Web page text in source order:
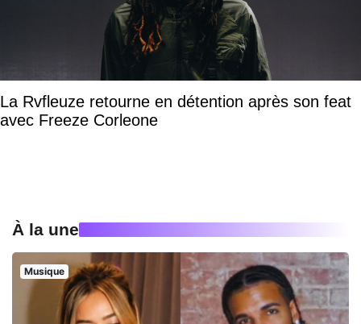
La Rvfleuze retourne en détention après son feat
avec Freeze Corleone
À la une
Musique